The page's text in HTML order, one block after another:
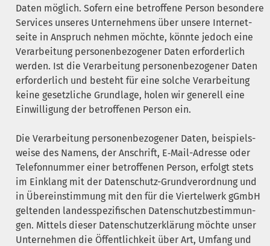
Daten mög­lich. Sofern eine betrof­fe­ne Per­son beson­de­re
Ser­vices unse­res Unter­neh­mens über unse­re Inter­net­
sei­te in Anspruch neh­men möch­te, könn­te jedoch eine
Ver­ar­bei­tung per­so­nen­be­zo­ge­ner Daten erfor­der­lich
wer­den. Ist die Ver­ar­bei­tung per­so­nen­be­zo­ge­ner Daten
erfor­der­lich und besteht für eine sol­che Ver­ar­bei­tung
kei­ne gesetz­li­che Grund­la­ge, holen wir gene­rell eine
Ein­wil­li­gung der betrof­fe­nen Per­son ein.
Die Ver­ar­bei­tung per­so­nen­be­zo­ge­ner Daten, bei­spiels­
wei­se des Namens, der Anschrift, E‑Mail-Adres­se oder
Tele­fon­num­mer einer betrof­fe­nen Per­son, erfolgt stets
im Ein­klang mit der Daten­schutz-Grund­ver­ord­nung und
in Über­ein­stim­mung mit den für die Vier­tel­werk gGmbH
gel­ten­den lan­des­spe­zi­fi­schen Daten­schutz­be­stim­mun­
gen. Mit­tels die­ser Daten­schutz­er­klä­rung möch­te unser
Unter­neh­men die Öffent­lich­keit über Art, Umfang und